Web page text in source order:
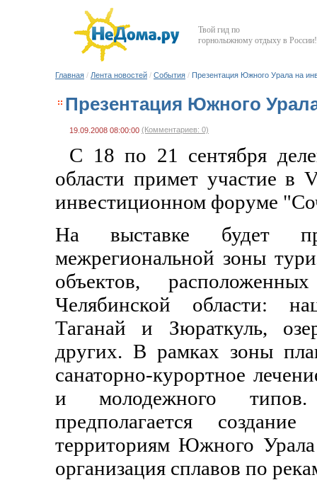
Твой гид по
горнолыжному отдыху в России!
Главная / Лента новостей / События / Презентация Южного Урала на
Презентация Южного
19.09.2008 08:00:00 (Комментариев: 0)
С 18 по 21 сентября
области примет участие
инвестиционном форуме
На выставке будет
межрегиональной зоны
объектов,
Челябинской области:
Таганай и Зюраткуль,
других. В рамках зоны
санаторно-курортное
и молодежного
предполагается
территориям Южного
организация сплавов по